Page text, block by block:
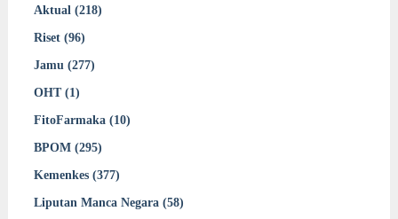
Aktual (218)
Riset (96)
Jamu (277)
OHT (1)
FitoFarmaka (10)
BPOM (295)
Kemenkes (377)
Liputan Manca Negara (58)